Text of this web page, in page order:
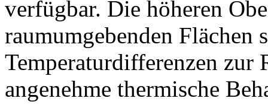
verfügbar. Die höheren
raumumgebenden Flächen
Temperaturdifferenzen zur
angenehme thermische